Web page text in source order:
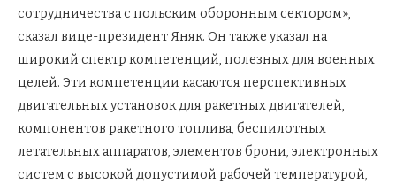
сотрудничества с польским оборонным сектором»,
сказал вице-президент Яняк. Он также указал на
широкий спектр компетенций, полезных для военных
целей. Эти компетенции касаются перспективных
двигательных установок для ракетных двигателей,
компонентов ракетного топлива, беспилотных
летательных аппаратов, элементов брони, электронных
систем с высокой допустимой рабочей температурой,